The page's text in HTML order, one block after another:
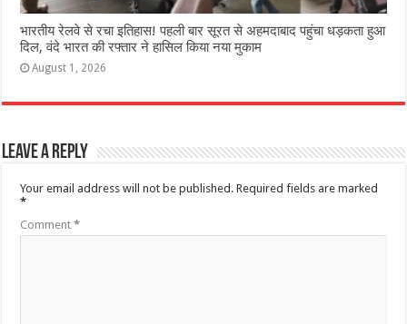
भारतीय रेलवे से रचा इतिहास! पहली बार सूरत से अहमदाबाद पहुंचा धड़कता हुआ
दिल, वंदे भारत की रफ्तार ने हासिल किया नया मुकाम
August 1, 2026
Leave a Reply
Your email address will not be published. Required fields are marked
*
Comment*